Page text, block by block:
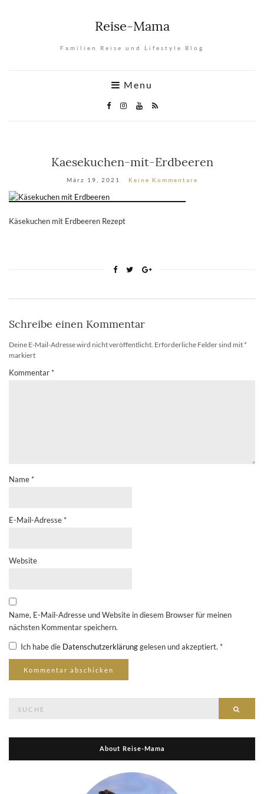
Reise-Mama
Familien Reise und Lifestyle Blog
Menu
Kaesekuchen-mit-Erdbeeren
März 19, 2021 Keine Kommentare
Käsekuchen mit Erdbeeren Rezept
Schreibe einen Kommentar
Deine E-Mail-Adresse wird nicht veröffentlicht. Erforderliche Felder sind mit *
markiert
Kommentar *
Name *
E-Mail-Adresse *
Website
Name, E-Mail-Adresse und Website in diesem Browser für meinen
nächsten Kommentar speichern.
Ich habe die Datenschutzerklärunggelesen und akzeptiert. *
About Reise-Mama